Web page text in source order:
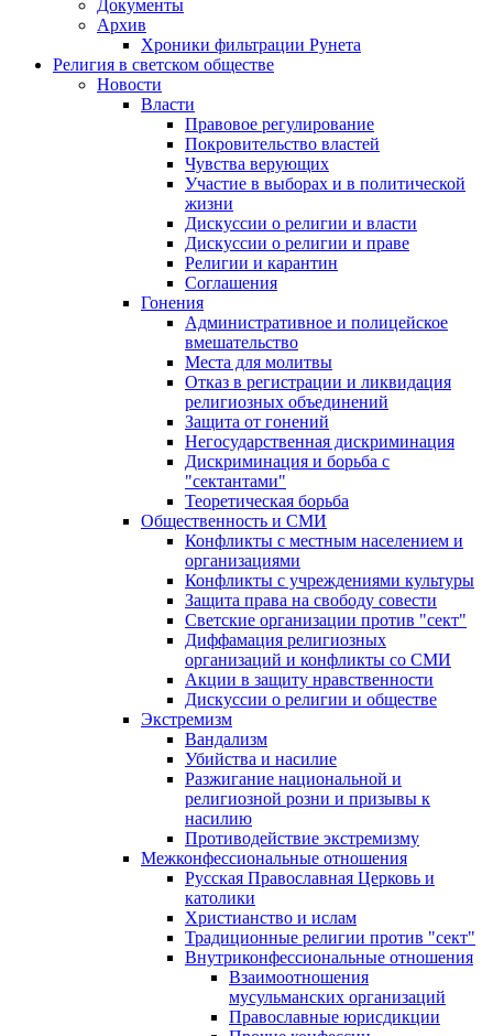
Документы
Архив
Хроники фильтрации Рунета
Религия в светском обществе
Новости
Власти
Правовое регулирование
Покровительство властей
Чувства верующих
Участие в выборах и в политической
жизни
Дискуссии о религии и власти
Дискуссии о религии и праве
Религии и карантин
Соглашения
Гонения
Административное и полицейское
вмешательство
Места для молитвы
Отказ в регистрации и ликвидация
религиозных объединений
Защита от гонений
Негосударственная дискриминация
Дискриминация и борьба с
"сектантами"
Теоретическая борьба
Общественность и СМИ
Конфликты с местным населением и
организациями
Конфликты с учреждениями культуры
Защита права на свободу совести
Светские организации против "сект"
Диффамация религиозных
организаций и конфликты со СМИ
Акции в защиту нравственности
Дискуссии о религии и обществе
Экстремизм
Вандализм
Убийства и насилие
Разжигание национальной и
религиозной розни и призывы к
насилию
Противодействие экстремизму
Межконфессиональные отношения
Русская Православная Церковь и
католики
Христианство и ислам
Традиционные религии против "сект"
Внутриконфессиональные отношения
Взаимоотношения
мусульманских организаций
Православные юрисдикции